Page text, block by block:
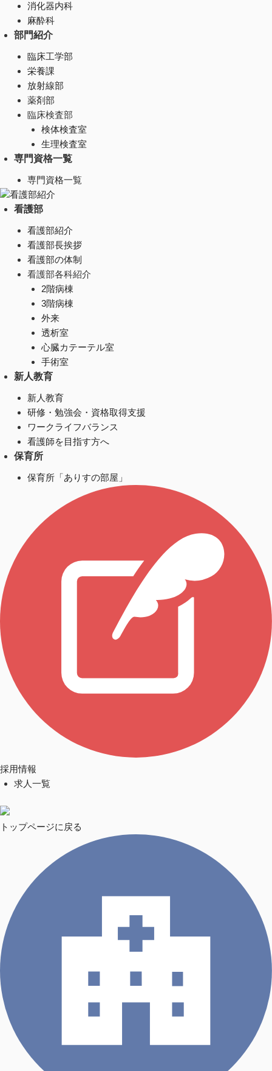
消化器内科
麻酔科
部門紹介
臨床工学部
栄養課
放射線部
薬剤部
臨床検査部
検体検査室
生理検査室
専門資格一覧
専門資格一覧
看護部紹介
看護部
看護部紹介
看護部長挨拶
看護部の体制
看護部各科紹介
2階病棟
3階病棟
外来
透析室
心臓カテーテル室
手術室
新人教育
新人教育
研修・勉強会・資格取得支援
ワークライフバランス
看護師を目指す方へ
保育所
保育所「ありすの部屋」
採用情報
求人一覧
トップページに戻る